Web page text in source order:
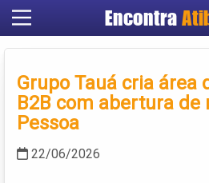
Encontra
Criar
Grupo Tauá cria área
B2B com abertura
Pessoa
22/06/2026